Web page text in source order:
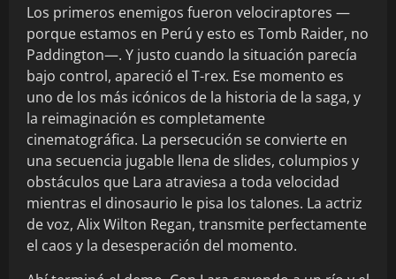
Los primeros enemigos fueron velociraptores —
porque estamos en Perú y esto es Tomb Raider, no
Paddington—. Y justo cuando la situación parecía
bajo control, apareció el T-rex. Ese momento es
uno de los más icónicos de la historia de la saga, y
la reimaginación es completamente
cinematográfica. La persecución se convierte en
una secuencia jugable llena de slides, columpios y
obstáculos que Lara atraviesa a toda velocidad
mientras el dinosaurio le pisa los talones. La actriz
de voz, Alix Wilton Regan, transmite perfectamente
el caos y la desesperación del momento.